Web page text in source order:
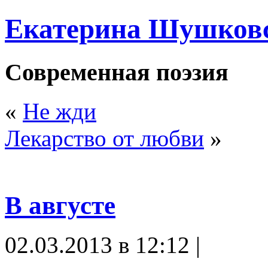
Екатерина
Современная поэзия
« Не жди
Лекарство от любви »
В августе
02.03.2013 в 12:12 |